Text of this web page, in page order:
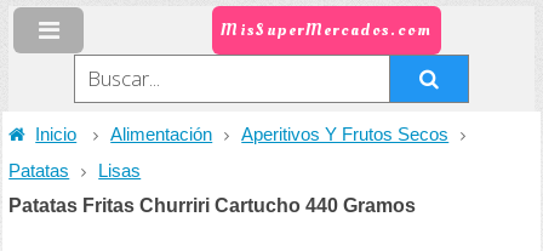
MisSuperMercados.com
Inicio Alimentación
Aperitivos Y Frutos Secos
Patatas
Lisas
Patatas Fritas Churriri Cartucho 440 Gramos